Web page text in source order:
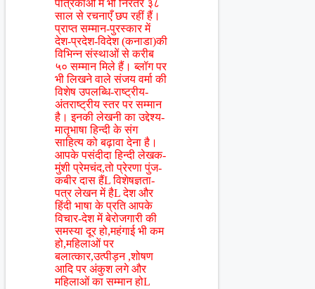
पत्रिकाओं में भी निरंतर ३८
साल से रचनाएँ छप रहीं हैं।
प्राप्त सम्मान-पुरस्कार में
देश-प्रदेश-विदेश (कनाडा)की
विभिन्न संस्थाओं से करीब
५० सम्मान मिले हैं। ब्लॉग पर
भी लिखने वाले संजय वर्मा की
विशेष उपलब्धि-राष्ट्रीय-
अंतराष्ट्रीय स्तर पर सम्मान
है। इनकी लेखनी का उद्देश्य-
मातृभाषा हिन्दी के संग
साहित्य को बढ़ावा देना है।
आपके पसंदीदा हिन्दी लेखक-
मुंशी प्रेमचंद,तो प्रेरणा पुंज-
कबीर दास हैंL विशेषज्ञता-
पत्र लेखन में हैL देश और
हिंदी भाषा के प्रति आपके
विचार-देश में बेरोजगारी की
समस्या दूर हो,महंगाई भी कम
हो,महिलाओं पर
बलात्कार,उत्पीड़न ,शोषण
आदि पर अंकुश लगे और
महिलाओं का सम्मान होL